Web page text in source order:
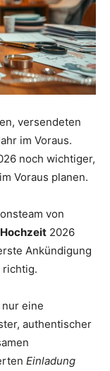
versendeten
im Voraus.
noch wichtiger,
Voraus planen.
von
Hochzeit 2026
Ankündigung
richtig.
eine
authentischer
Einladung